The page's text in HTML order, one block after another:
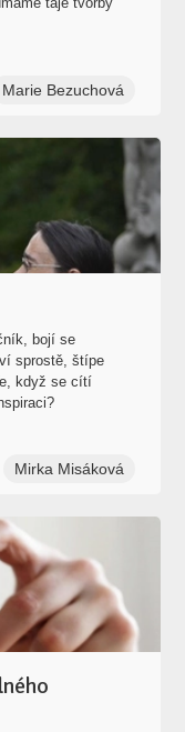
Marie Bezuchová
bojí se
sprostě, štípe
když se cítí
Mirka Misáková